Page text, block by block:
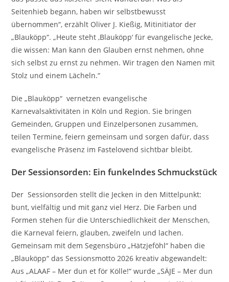
Seitenhieb begann, haben wir selbstbewusst
übernommen“, erzählt Oliver J. Kießig, Mitinitiator der
„Blauköpp“. „Heute steht ‚Blauköpp‘ für evangelische Jecke,
die wissen: Man kann den Glauben ernst nehmen, ohne
sich selbst zu ernst zu nehmen. Wir tragen den Namen mit
Stolz und einem Lächeln.“
Die „Blauköpp“ vernetzen evangelische
Karnevalsaktivitäten in Köln und Region. Sie bringen
Gemeinden, Gruppen und Einzelpersonen zusammen,
teilen Termine, feiern gemeinsam und sorgen dafür, dass
evangelische Präsenz im Fastelovend sichtbar bleibt.
Der Sessionsorden: Ein funkelndes Schmuckstück
Der Sessionsorden stellt die Jecken in den Mittelpunkt:
bunt, vielfältig und mit ganz viel Herz. Die Farben und
Formen stehen für die Unterschiedlichkeit der Menschen,
die Karneval feiern, glauben, zweifeln und lachen.
Gemeinsam mit dem Segensbüro „Hätzjeföhl“ haben die
„Blauköpp“ das Sessionsmotto 2026 kreativ abgewandelt:
Aus „ALAAF – Mer dun et för Kölle!“ wurde „SÄJE – Mer dun